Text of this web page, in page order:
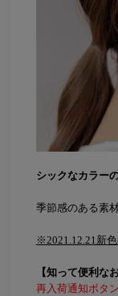
シックなカラー
季節感のある素
※2021.12.21新
【知って便利な
再入荷通知ボタ